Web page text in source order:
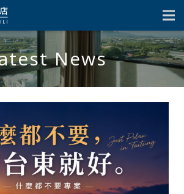
News